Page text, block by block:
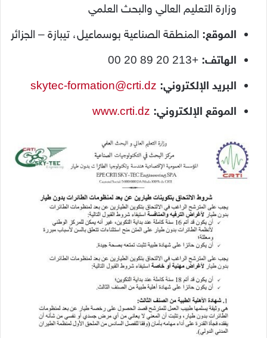
وزارة التعليم العالي والبحث العلمي
الموقع: المنطقة الصناعية بوسماعيل، تيبازة – الجزائر
الهاتف: +213 20 89 20 00
البريد الإلكتروني: skytec-formation@crti.dz
الموقع الإلكتروني: www.crti.dz